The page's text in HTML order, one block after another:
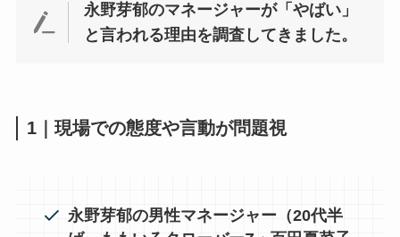
永野芽郁のマネージャーが「やばい」
と言われる理由を調査してきました。
1｜現場での態度や言動が問題視
永野芽郁の男性マネージャー（20代半